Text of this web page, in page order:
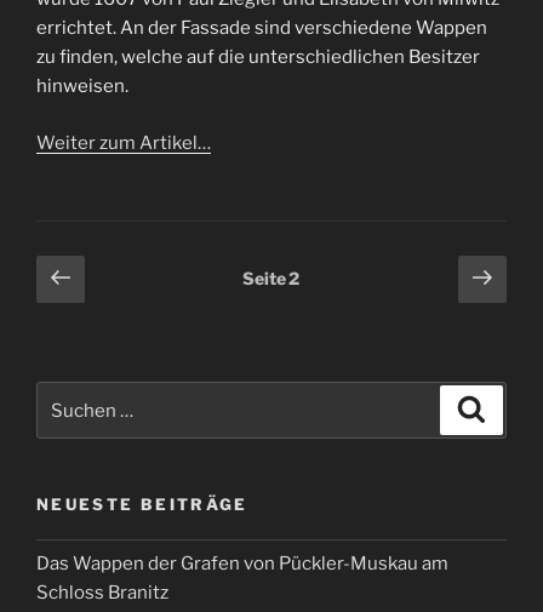
errichtet. An der Fassade sind verschiedene Wappen
zu finden, welche auf die unterschiedlichen Besitzer
hinweisen.
Weiter zum Artikel…
Beitragsnavigation
Vorherige
Seite
Seite2
nach:
NEUESTE BEITRÄGE
Das Wappen der Grafen von Pückler-Muskau am
Schloss Branitz